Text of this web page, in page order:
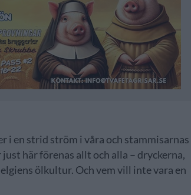
i en strid ström i våra och stammisarnas
här förenas allt och alla – dryckerna,
ölkultur. Och vem vill inte vara en